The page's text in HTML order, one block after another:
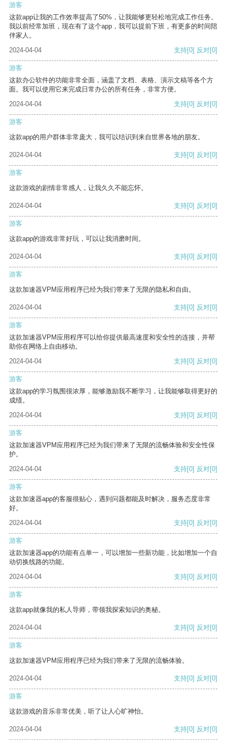
游客
这款app让我的工作效率提高了50%，让我能够更轻松地完成工作任务。
我以前经常加班，现在有了这个app，我可以提前下班，有更多的时间陪
伴家人。
2024-04-04
支持[0] 反对[0]
游客
这款办公软件的功能非常全面，涵盖了文档、表格、演示文稿等各个方
面。我可以使用它来完成日常办公的所有任务，非常方便。
2024-04-04
支持[0] 反对[0]
游客
这款app的用户群体非常庞大，我可以结识到来自世界各地的朋友。
2024-04-04 支持[0] 反对[0]
游客
这款游戏的剧情非常感人，让我久久不能忘怀。
2024-04-04 支持[0] 反对[0]
游客
这款app的游戏非常好玩，可以让我消磨时间。
2024-04-04 支持[0] 反对[0]
游客
这款加速器VPM应用程序已经为我们带来了无限的隐私和自由。
2024-04-04 支持[0] 反对[0]
游客
这款加速器VPM应用程序可以给你提供最高速度和安全性的连接，并帮
助你在网络上自由移动。
2024-04-04
支持[0] 反对[0]
游客
这款app的学习氛围很浓厚，能够激励我不断学习，让我能够取得更好的
成绩。
2024-04-04
支持[0] 反对[0]
游客
这款加速器VPM应用程序已经为我们带来了无限的流畅体验和安全性保
护。
2024-04-04
支持[0] 反对[0]
游客
这款加速器app的客服很贴心，遇到问题都能及时解决，服务态度非常
好。
2024-04-04
支持[0] 反对[0]
游客
这款加速器app的功能有点单一，可以增加一些新功能，比如增加一个自
动切换线路的功能。
2024-04-04
支持[0] 反对[0]
游客
这款app就像我的私人导师，带领我探索知识的奥秘。
2024-04-04 支持[0] 反对[0]
游客
这款加速器VPM应用程序已经为我们带来了无限的流畅体验。
2024-04-04 支持[0] 反对[0]
游客
这款游戏的音乐非常优美，听了让人心旷神怡。
2024-04-04 支持[0] 反对[0]